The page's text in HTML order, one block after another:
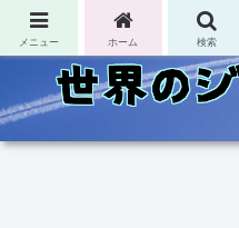
コンテンツへスキップ
メニュー ホーム 検索